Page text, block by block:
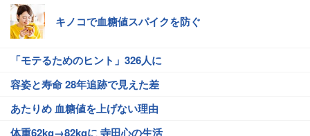
キノコで血糖値スパイクを防ぐ
「モテるためのヒント」326人に
容姿と寿命 28年追跡で見えた差
あたりめ 血糖値を上げない理由
体重62kg→82kgに 寺田心の生活